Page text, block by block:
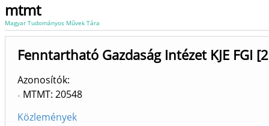
mtmt
Magyar Tudományos Művek Tára
Fenntartható Gazdaság Intézet KJE FGI
Azonosítók
MTMT: 20548
Közlemények